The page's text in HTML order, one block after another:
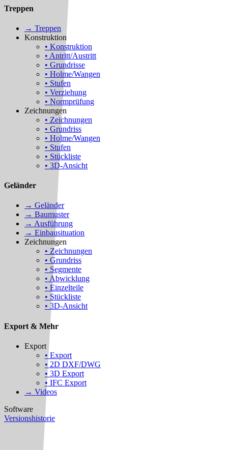
Treppen
→ Treppen
Konstruktion
• Konstruktion
• Antritt/Austritt
• Grundrisse
• Holme/Wangen
• Stufen
• Verziehung
• Normprüfung
Zeichnungen
• Zeichnungen
• Grundriss
• Holme/Wangen
• Stufen
• Stückliste
• 3D-Ansicht
Geländer
→ Geländer
→ Baumuster
→ Ausführung
→ Einbausituation
Zeichnungen
• Zeichnungen
• Grundriss
• Segmente
• Abwicklung
• Einzelteile
• Stückliste
• 3D-Ansicht
Export & Mehr
Export
• Export
• 2D DXF/DWG
• 3D Export
• IFC Export
→ Videos
Software
Versionshistorie